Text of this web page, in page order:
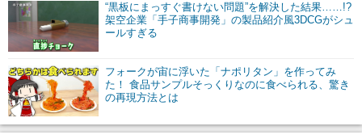
“黒板にまっすぐ書けない問題”を解決した結果……!?
架空企業「手子商事開発」の製品紹介風3DCGがシュ
ールすぎる
フォークが宙に浮いた「ナポリタン」を作ってみ
た！ 食品サンプルそっくりなのに食べられる、驚き
の再現方法とは